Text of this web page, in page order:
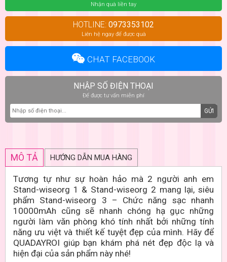
Nhận quà liền tay
HOTLINE: 0973353102
Liên hệ ngay để được quà
CHAT FACEBOOK
NHẬP SỐ ĐIỆN THOẠI
Để được tư vấn miễn phí
GỬI
MÔ TẢ HƯỚNG DẪN MUA HÀNG
Tương tự như sự hoàn hảo mà 2 người anh em
Stand-wiseorg 1 & Stand-wiseorg 2 mang lại, siêu
phẩm Stand-wiseorg 3 – Chức năng sạc nhanh
10000mAh cũng sẽ nhanh chóng hạ gục những
người làm văn phòng khó tính nhất bởi những tính
năng ưu việt và thiết kế tuyệt đẹp của mình. Hãy để
QUADAYROI giúp bạn khám phá nét đẹp độc lạ và
hiện đại của sản phẩm này nhé!